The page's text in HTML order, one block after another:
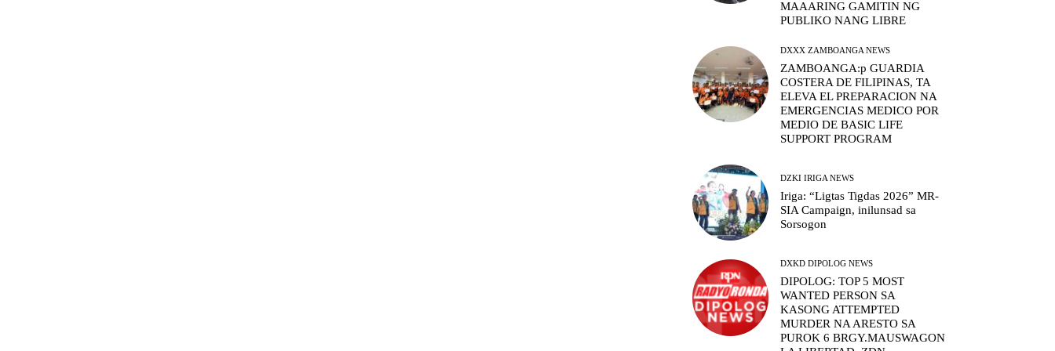
MAAARING GAMITIN NG
PUBLIKO NANG LIBRE
DXXX ZAMBOANGA NEWS
ZAMBOANGA:p GUARDIA
COSTERA DE FILIPINAS, TA
ELEVA EL PREPARACION NA
EMERGENCIAS MEDICO POR
MEDIO DE BASIC LIFE
SUPPORT PROGRAM
DZKI IRIGA NEWS
Iriga: “Ligtas Tigdas 2026” MR-
SIA Campaign, inilunsad sa
Sorsogon
DXKD DIPOLOG NEWS
DIPOLOG: TOP 5 MOST
WANTED PERSON SA
KASONG ATTEMPTED
MURDER NA ARESTO SA
PUROK 6 BRGY.MAUSWAGON